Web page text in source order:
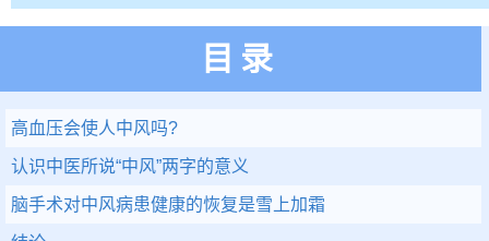
目录
高血压会使人中风吗?
认识中医所说“中风”两字的意义
脑手术对中风病患健康的恢复是雪上加霜